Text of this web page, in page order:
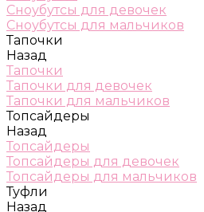
Сноубутсы для девочек
Сноубутсы для мальчиков
Тапочки
Назад
Тапочки
Тапочки для девочек
Тапочки для мальчиков
Топсайдеры
Назад
Топсайдеры
Топсайдеры для девочек
Топсайдеры для мальчиков
Туфли
Назад